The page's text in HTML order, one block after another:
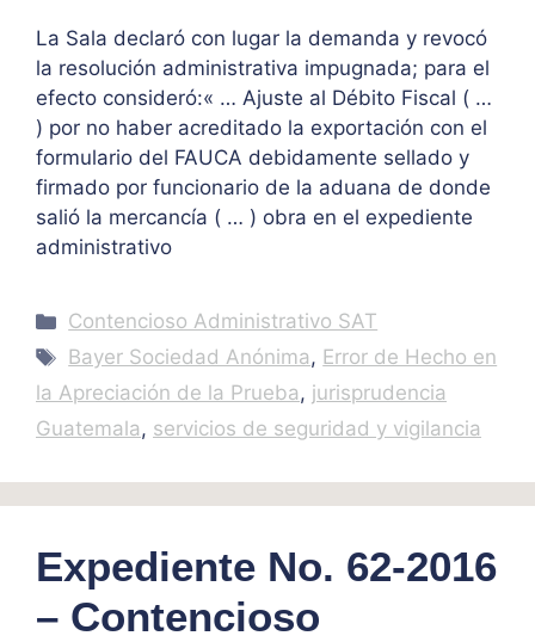
La Sala declaró con lugar la demanda y revocó
la resolución administrativa impugnada; para el
efecto consideró:« … Ajuste al Débito Fiscal ( …
) por no haber acreditado la exportación con el
formulario del FAUCA debidamente sellado y
firmado por funcionario de la aduana de donde
salió la mercancía ( … ) obra en el expediente
administrativo
Categories
Contencioso Administrativo SAT
Tags
Bayer Sociedad Anónima, Error de Hecho en
la Apreciación de la Prueba, jurisprudencia
Guatemala, servicios de seguridad y vigilancia
Expediente No. 62-2016
– Contencioso